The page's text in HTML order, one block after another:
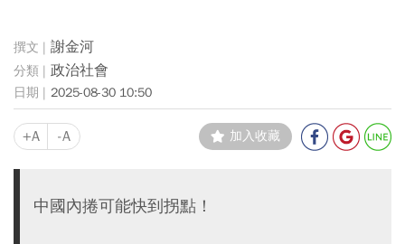
謝金河
政治社會
2025-08-30 10:50
+A -A 加入收藏
中國內捲可能快到拐點！